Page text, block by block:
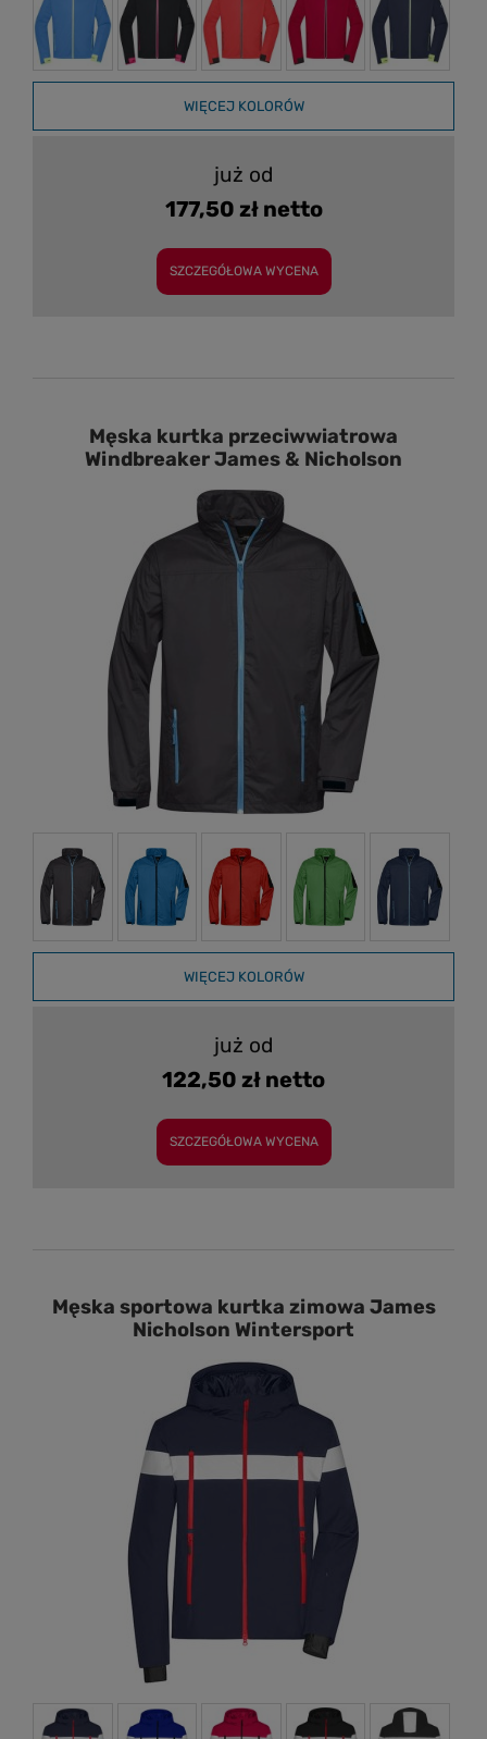
WIĘCEJ KOLORÓW
już od
177,50 zł netto
SZCZEGÓŁOWA WYCENA
Męska kurtka przeciwwiatrowa
Windbreaker James & Nicholson
WIĘCEJ KOLORÓW
już od
122,50 zł netto
SZCZEGÓŁOWA WYCENA
Męska sportowa kurtka zimowa James
Nicholson Wintersport